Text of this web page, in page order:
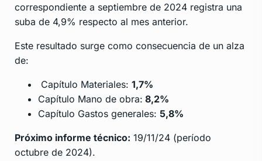
correspondiente a septiembre de 2024 registra una
suba de 4,9% respecto al mes anterior.
Este resultado surge como consecuencia de un alza
de:
Capítulo Materiales: 1,7%
Capítulo Mano de obra: 8,2%
Capítulo Gastos generales: 5,8%
Próximo informe técnico: 19/11/24 (período
octubre de 2024).